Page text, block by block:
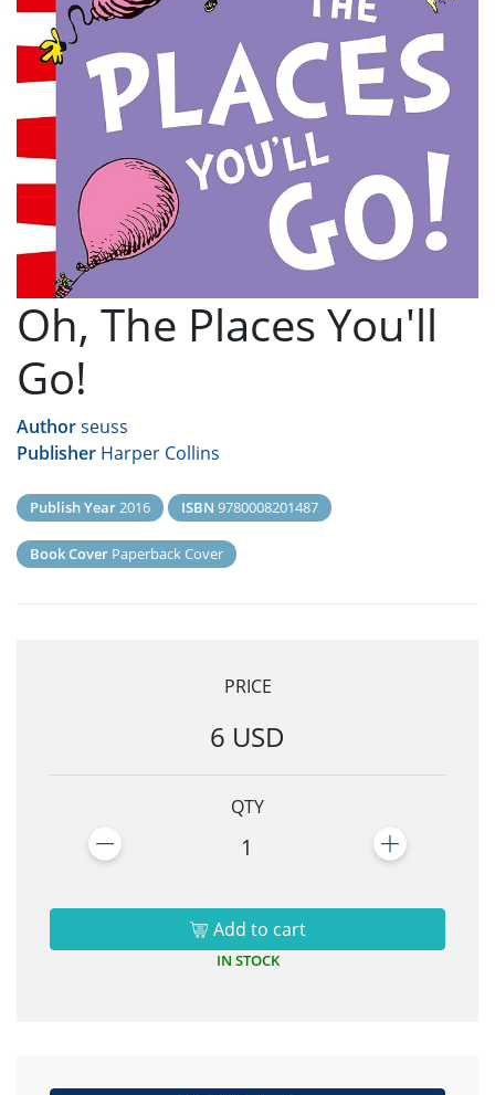
Oh, The Places You'll
Go!
Authorseuss
Publisher Harper Collins
Publish Year2016 ISBN 9780008201487
Book Cover Paperback Cover
PRICE
6 USD
QTY
1
Add to cart
IN STOCK